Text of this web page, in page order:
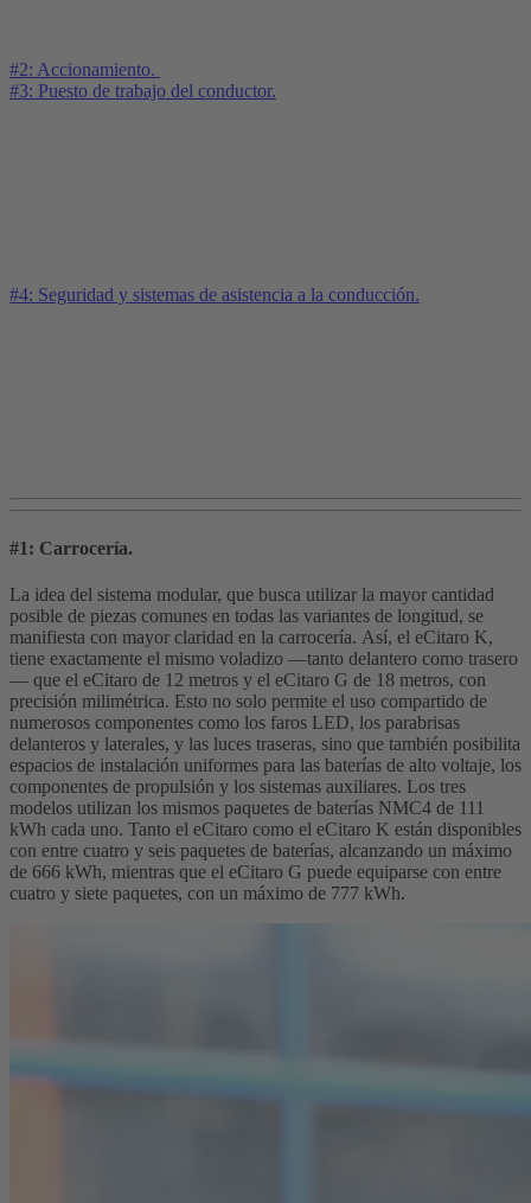
#2: Accionamiento.
#3: Puesto de trabajo del conductor.
#4: Seguridad y sistemas de asistencia a la conducción.
#1: Carrocería.
La idea del sistema modular, que busca utilizar la mayor cantidad
posible de piezas comunes en todas las variantes de longitud, se
manifiesta con mayor claridad en la carrocería. Así, el eCitaro K,
tiene exactamente el mismo voladizo —tanto delantero como trasero
— que el eCitaro de 12 metros y el eCitaro G de 18 metros, con
precisión milimétrica. Esto no solo permite el uso compartido de
numerosos componentes como los faros LED, los parabrisas
delanteros y laterales, y las luces traseras, sino que también posibilita
espacios de instalación uniformes para las baterías de alto voltaje, los
componentes de propulsión y los sistemas auxiliares. Los tres
modelos utilizan los mismos paquetes de baterías NMC4 de 111
kWh cada uno. Tanto el eCitaro como el eCitaro K están disponibles
con entre cuatro y seis paquetes de baterías, alcanzando un máximo
de 666 kWh, mientras que el eCitaro G puede equiparse con entre
cuatro y siete paquetes, con un máximo de 777 kWh.